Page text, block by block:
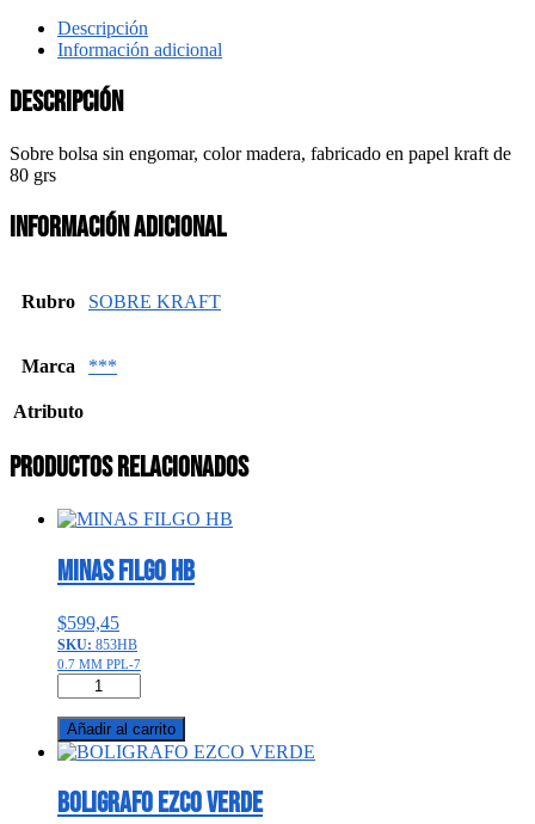
Descripción
Información adicional
Descripción
Sobre bolsa sin engomar, color madera, fabricado en papel kraft de
80 grs
Información adicional
Rubro SOBRE KRAFT
Marca ***
Atributo
Productos relacionados
MINAS FILGO HB
$599,45
SKU: 853HB
0.7 MM PPL-7
MINAS
FILGO
HB
cantidad
Añadir al carrito
BOLIGRAFO EZCO VERDE